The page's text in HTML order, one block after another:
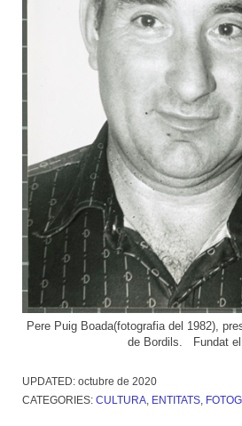
Pere Puig Boada(fotografia del 1982),
de Bordils. Fundat el
UPDATED: octubre de 2020
CATEGORIES: CULTURA, ENTITATS,